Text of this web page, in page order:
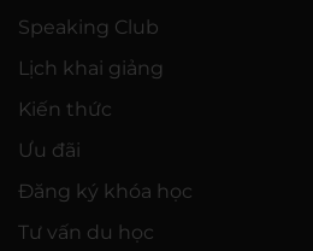
Speaking Club
Lịch khai giảng
Kiến thức
Ưu đãi
Đăng ký khóa học
Tư vấn du học